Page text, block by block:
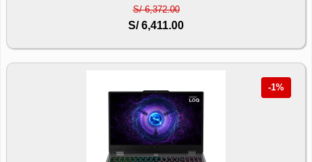
S/ 6,372.00
S/ 6,411.00
-1%